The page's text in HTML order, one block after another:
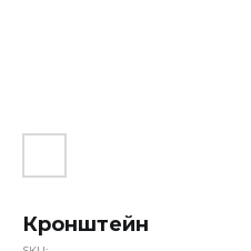
Кронштейн